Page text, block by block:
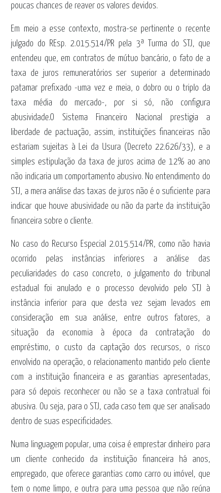
poucas chances de reaver os valores devidos.
Em meio a esse contexto, mostra-se pertinente o recente
julgado do REsp. 2.015.514/PR pela 3ª Turma do STJ, que
entendeu que, em contratos de mútuo bancário, o fato de a
taxa de juros remuneratórios ser superior a determinado
patamar prefixado -uma vez e meia, o dobro ou o triplo da
taxa média do mercado-, por si só, não configura
abusividade.O Sistema Financeiro Nacional prestigia a
liberdade de pactuação, assim, instituições financeiras não
estariam sujeitas à Lei da Usura (Decreto 22.626/33), e a
simples estipulação da taxa de juros acima de 12% ao ano
não indicaria um comportamento abusivo. No entendimento do
STJ, a mera análise das taxas de juros não é o suficiente para
indicar que houve abusividade ou não da parte da instituição
financeira sobre o cliente.
No caso do Recurso Especial 2.015.514/PR, como não havia
ocorrido pelas instâncias inferiores a análise das
peculiaridades do caso concreto, o julgamento do tribunal
estadual foi anulado e o processo devolvido pelo STJ à
instância inferior para que desta vez sejam levados em
consideração em sua análise, entre outros fatores, a
situação da economia à época da contratação do
empréstimo, o custo da captação dos recursos, o risco
envolvido na operação, o relacionamento mantido pelo cliente
com a instituição financeira e as garantias apresentadas,
para só depois reconhecer ou não se a taxa contratual foi
abusiva. Ou seja, para o STJ, cada caso tem que ser analisado
dentro de suas especificidades.
Numa linguagem popular, uma coisa é emprestar dinheiro para
um cliente conhecido da instituição financeira há anos,
empregado, que oferece garantias como carro ou imóvel, que
tem o nome limpo, e outra para uma pessoa que não reúna